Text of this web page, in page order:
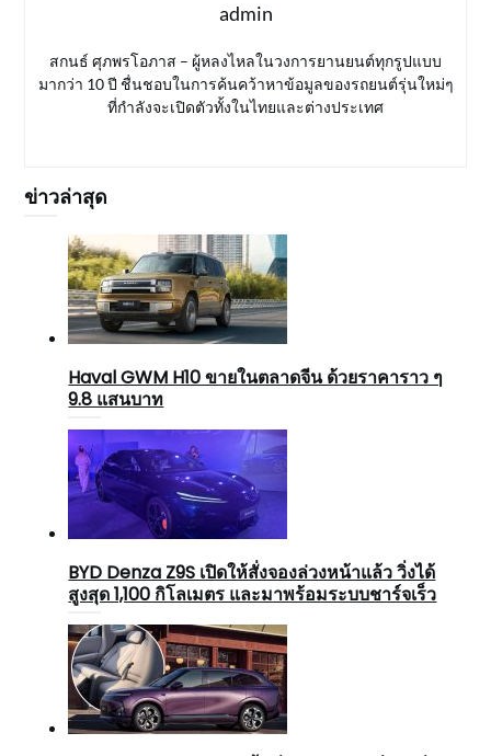
admin
สกนธ์ ศุภพรโอภาส – ผู้หลงไหลในวงการยานยนต์ทุกรูปแบบ
มากว่า 10 ปี ชื่นชอบในการค้นคว้าหาข้อมูลของรถยนต์รุ่นใหม่ๆ
ที่กำลังจะเปิดตัวทั้งในไทยและต่างประเทศ
ข่าวล่าสุด
Haval GWM H10 ขายในตลาดจีน ด้วยราคาราว ๆ
9.8 แสนบาท
BYD Denza Z9S เปิดให้สั่งจองล่วงหน้าแล้ว วิ่งได้
สูงสุด 1,100 กิโลเมตร และมาพร้อมระบบชาร์จเร็ว